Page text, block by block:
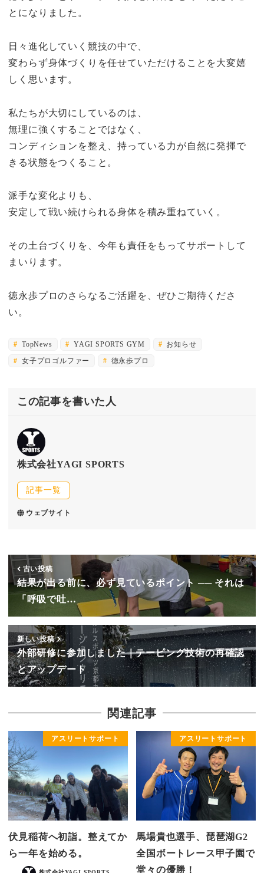
とになりました。
日々進化していく競技の中で、
変わらず身体づくりを任せていただけることを大変嬉
しく思います。
私たちが大切にしているのは、
無理に強くすることではなく、
コンディションを整え、持っている力が自然に発揮で
きる状態をつくること。
派手な変化よりも、
安定して戦い続けられる身体を積み重ねていく。
その土台づくりを、今年も責任をもってサポートして
まいります。
徳永歩プロのさらなるご活躍を、ぜひご期待くださ
い。
TopNews YAGI SPORTS GYM
お知らせ
女子プロゴルファー
徳永歩プロ
この記事を書いた人
株式会社YAGI SPORTS
記事一覧
ウェブサイト
古い投稿
結果が出る前に、必ず見ているポイント ── それは
「呼吸で吐…
新しい投稿
外部研修に参加しました｜テーピング技術の再確認
とアップデート
関連記事
アスリートサポート
伏見稲荷へ初詣。整えてか
ら一年を始める。
アスリートサポート
馬場貴也選手、琵琶湖G2
全国ボートレース甲子園で
堂々の優勝！